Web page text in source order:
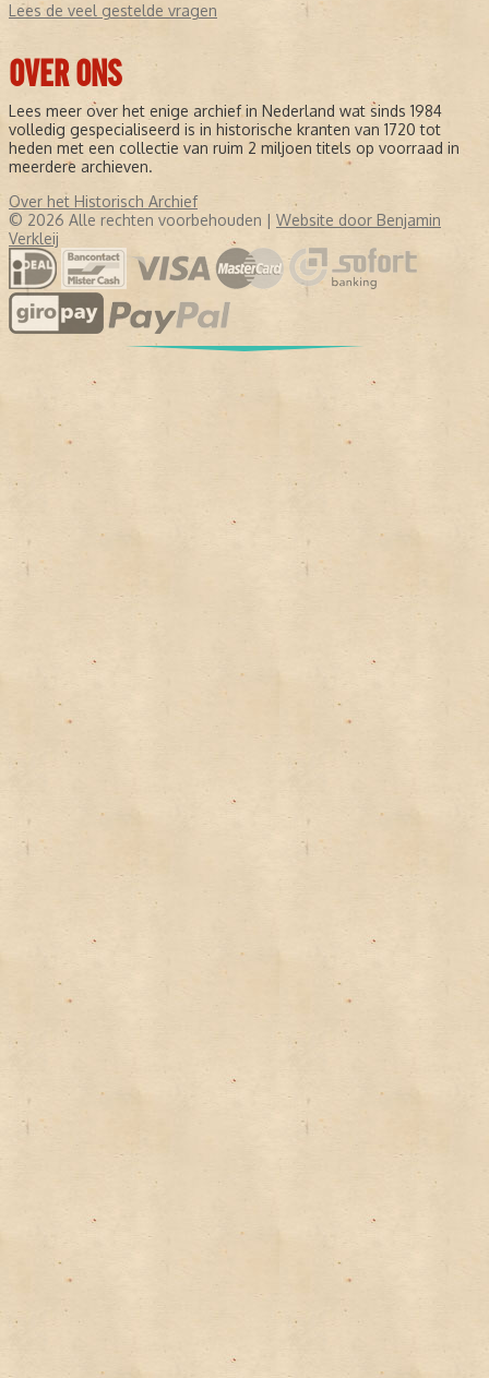
Lees de veel gestelde vragen
OVER ONS
Lees meer over het enige archief in Nederland wat sinds 1984
volledig gespecialiseerd is in historische kranten van 1720 tot
heden met een collectie van ruim 2 miljoen titels op voorraad in
meerdere archieven.
Over het Historisch Archief
© 2026 Alle rechten voorbehouden | Website door Benjamin
Verkleij